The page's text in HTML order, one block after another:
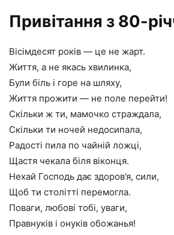
Привітання з 80-
Вісімдесят років — це не жарт.
Життя, а не якась хвилинка,
Були біль і горе на шляху,
Життя прожити — не поле перейти!
Скільки ж ти, мамочко страждала,
Скільки ти ночей недосипала,
Радості пила по чайній ложці,
Щастя чекала біля віконця.
Нехай Господь дає здоров’я, сили,
Щоб ти столітті перемогла.
Поваги, любові тобі, уваги,
Правнуків і онуків обожанья!